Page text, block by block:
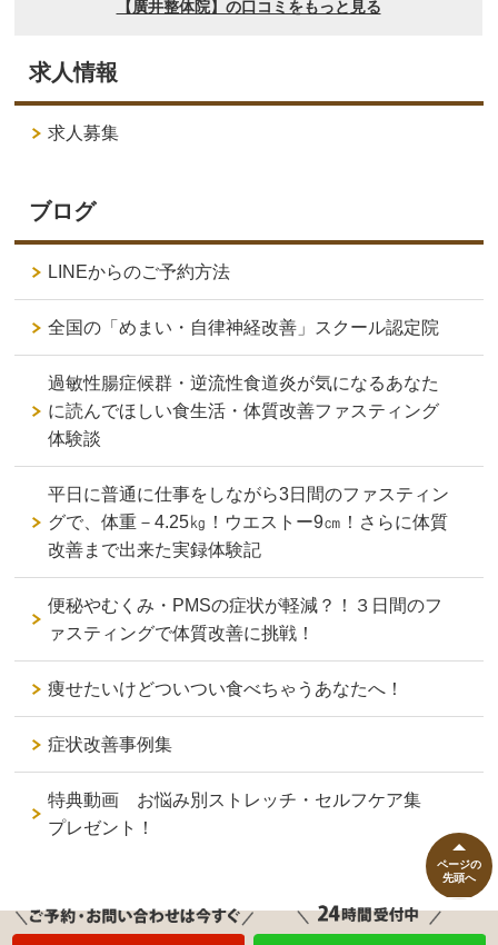
求人情報
求人募集
ブログ
LINEからのご予約方法
全国の「めまい・自律神経改善」スクール認定院
過敏性腸症候群・逆流性食道炎が気になるあなた
に読んでほしい食生活・体質改善ファスティング
体験談
平日に普通に仕事をしながら3日間のファスティン
グで、体重－4.25㎏！ウエストー9㎝！さらに体質
改善まで出来た実録体験記
便秘やむくみ・PMSの症状が軽減？！３日間のフ
ァスティングで体質改善に挑戦！
痩せたいけどついつい食べちゃうあなたへ！
症状改善事例集
特典動画 お悩み別ストレッチ・セルフケア集
プレゼント！
ページの
先頭へ